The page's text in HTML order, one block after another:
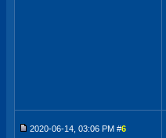
2020-06-14, 03:06 PM #6